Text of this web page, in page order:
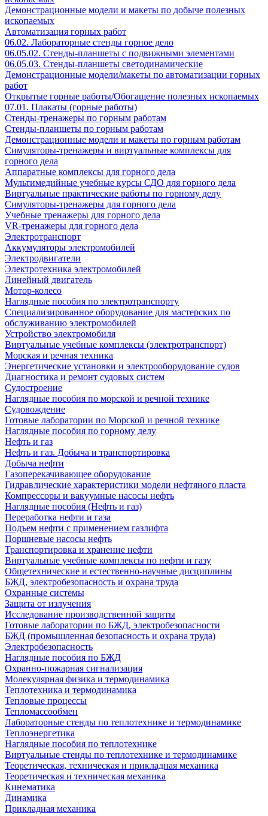
Демонстрационные модели и макеты по добыче полезных
ископаемых
Автоматизация горных работ
06.02. Лабораторные стенды горное дело
06.05.02. Стенды-планшеты с подвижными элементами
06.05.03. Стенды-планшеты светодинамические
Демонстрационные модели/макеты по автоматизации горных
работ
Открытые горные работы/Обогащение полезных ископаемых
07.01. Плакаты (горные работы)
Стенды-тренажеры по горным работам
Стенды-планшеты по горным работам
Демонстрационные модели и макеты по горным работам
Симуляторы-тренажеры и виртуальные комплексы для
горного дела
Аппаратные комплексы для горного дела
Мультимедийные учебные курсы СДО для горного дела
Виртуальные практические работы по горному делу
Симуляторы-тренажеры для горного дела
Учебные тренажеры для горного дела
VR-тренажеры для горного дела
Электротранспорт
Аккумуляторы электромобилей
Электродвигатели
Электротехника электромобилей
Линейный двигатель
Мотор-колесо
Наглядные пособия по электротранспорту
Специализированное оборудование для мастерских по
обслуживанию электромобилей
Устройство электромобиля
Виртуальные учебные комплексы (электротранспорт)
Морская и речная техника
Энергетические установки и электрооборудование судов
Диагностика и ремонт судовых систем
Судостроение
Наглядные пособия по морской и речной технике
Судовождение
Готовые лаборатории по Морской и речной технике
Наглядные пособия по горному делу
Нефть и газ
Нефть и газ. Добыча и транспортировка
Добыча нефти
Газоперекачивающее оборудование
Гидравлические характеристики модели нефтяного пласта
Компрессоры и вакуумные насосы нефть
Наглядные пособия (Нефть и газ)
Переработка нефти и газа
Подъем нефти с применением газлифта
Поршневые насосы нефть
Транспортировка и хранение нефти
Виртуальные учебные комплексы по нефти и газу
Общетехнические и естественно-научные дисциплины
БЖД, электробезопасность и охрана труда
Охранные системы
Защита от излучения
Исследование производственной защиты
Готовые лаборатории по БЖД, электробезопасности
БЖД (промышленная безопасность и охрана труда)
Электробезопасность
Наглядные пособия по БЖД
Охранно-пожарная сигнализация
Молекулярная физика и термодинамика
Теплотехника и термодинамика
Тепловые процессы
Тепломассообмен
Лабораторные стенды по теплотехнике и термодинамике
Теплоэнергетика
Наглядные пособия по теплотехнике
Виртуальные стенды по теплотехнике и термодинамике
Теоретическая, техническая и прикладная механика
Теоретическая и техническая механика
Кинематика
Динамика
Прикладная механика